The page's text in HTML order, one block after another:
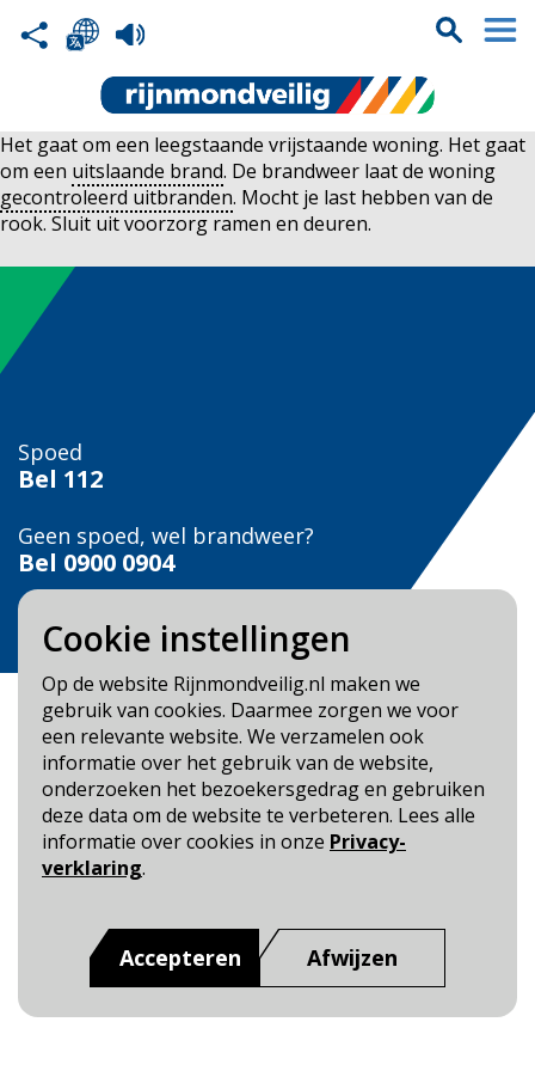
Cookie instellingen
Op de website Rijnmondveilig.nl maken we
gebruik van cookies. Daarmee zorgen we voor
een relevante website. We verzamelen ook
informatie over het gebruik van de website,
onderzoeken het bezoekersgedrag en gebruiken
deze data om de website te verbeteren. Lees alle
informatie over cookies in onze Privacy-
verklaring.
Accepteren Afwijzen
Het gaat om een leegstaande vrijstaande woning. Het gaat
om een uitslaande brand. De brandweer laat de woning
gecontroleerd uitbranden. Mocht je last hebben van de
rook. Sluit uit voorzorg ramen en deuren.
Spoed
Bel 112
Geen spoed, wel brandweer?
Bel 0900 0904
Veilig Leven?
Bel 0900-8387
Blijf op de hoogte
Cookie- en Privacybeleid
Dit is een website van
Veiligheidsregio Rotterdam-